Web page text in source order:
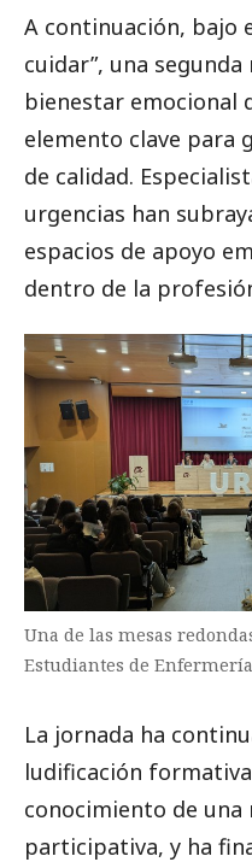
A continuación, bajo
cuidar”, una
bienestar emocional
elemento clave para
de calidad.
urgencias han
espacios de apoyo
dentro de la
Una de las mesas
Estudiantes de
La jornada ha
ludificación
conocimiento de una
participativa, y ha